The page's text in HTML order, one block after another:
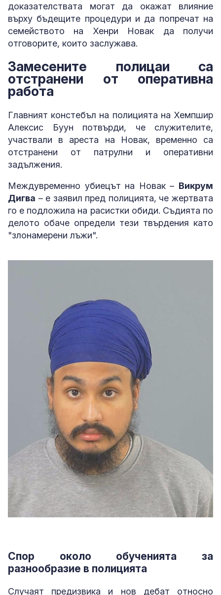
доказателствата могат да окажат влияние
върху бъдещите процедури и да попречат на
семейството на Хенри Новак да получи
отговорите, които заслужава.
Замесените полицаи са
отстранени от оперативна
работа
Главният констебъл на полицията на Хемпшир
Алексис Буун потвърди, че служителите,
участвали в ареста на Новак, временно са
отстранени от патрулни и оперативни
задължения.
Междувременно убиецът на Новак – Викрум
Дигва – е заявил пред полицията, че жертвата
го е подложила на расистки обиди. Съдията по
делото обаче определи тези твърдения като
"злонамерени лъжи".
Спор около обученията за
разнообразие в полицията
Случаят предизвика и нов дебат относно